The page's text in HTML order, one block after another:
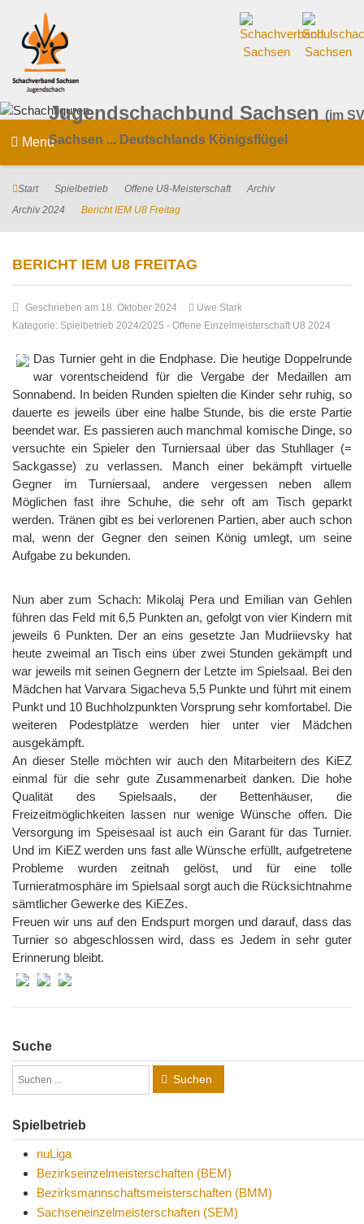
Jugendschachbund Sachsen (im
Sachsen ... Deutschlands Königsflügel
Menu
Start Spielbetrieb Offene U8-Meisterschaft
Archiv
Archiv 2024
Bericht IEM U8 Freitag
BERICHT IEM U8 FREITAG
Geschrieben am 18. Oktober 2024
Uwe Stark
Kategorie: Spielbetrieb 2024/2025 - Offene Einzelmeisterschaft U8 2024
Das Turnier geht in die Endphase. Die heutige Doppelrunde
war vorentscheidend für die Vergabe der Medaillen am
Sonnabend. In beiden Runden spielten die Kinder sehr ruhig, so
dauerte es jeweils über eine halbe Stunde, bis die erste Partie
beendet war. Es passieren auch manchmal komische Dinge, so
versuchte ein Spieler den Turniersaal über das Stuhllager (=
Sackgasse) zu verlassen. Manch einer bekämpft virtuelle
Gegner im Turniersaal, andere vergessen neben allem
Möglichen fast ihre Schuhe, die sehr oft am Tisch geparkt
werden. Tränen gibt es bei verlorenen Partien, aber auch schon
mal, wenn der Gegner den seinen König umlegt, um seine
Aufgabe zu bekunden.
Nun aber zum Schach: Mikolaj Pera und Emilian van Gehlen
führen das Feld mit 6,5 Punkten an, gefolgt von vier Kindern mit
jeweils 6 Punkten. Der an eins gesetzte Jan Mudriievsky hat
heute zweimal an Tisch eins über zwei Stunden gekämpft und
war jeweils mit seinen Gegnern der Letzte im Spielsaal. Bei den
Mädchen hat Varvara Sigacheva 5,5 Punkte und führt mit einem
Punkt und 10 Buchholzpunkten Vorsprung sehr komfortabel. Die
weiteren Podestplätze werden hier unter vier Mädchen
ausgekämpft.
An dieser Stelle möchten wir auch den Mitarbeitern des KiEZ
einmal für die sehr gute Zusammenarbeit danken. Die hohe
Qualität des Spielsaals, der Bettenhäuser, die
Freizeitmöglichkeiten lassen nur wenige Wünsche offen. Die
Versorgung im Speisesaal ist auch ein Garant für das Turnier.
Und im KiEZ werden uns fast alle Wünsche erfüllt, aufgetretene
Probleme wurden zeitnah gelöst, und für eine tolle
Turnieratmosphäre im Spielsaal sorgt auch die Rücksichtnahme
sämtlicher Gewerke des KiEZes.
Freuen wir uns auf den Endspurt morgen und darauf, dass das
Turnier so abgeschlossen wird, dass es Jedem in sehr guter
Erinnerung bleibt.
Suche
Suchen
Spielbetrieb
nuLiga
Bezirkseinzelmeisterschaften (BEM)
Bezirksmannschaftsmeisterschaften (BMM)
Sachseneinzelmeisterschaften (SEM)